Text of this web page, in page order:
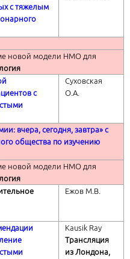
с тяжелым
новой модели НМО для
с
Суховская
О.А.
вчера, сегодня, завтра» с
общества по изучению
новой модели НМО для
Ежов М.В.
Kausik Ray
Трансляция
из Лондона,